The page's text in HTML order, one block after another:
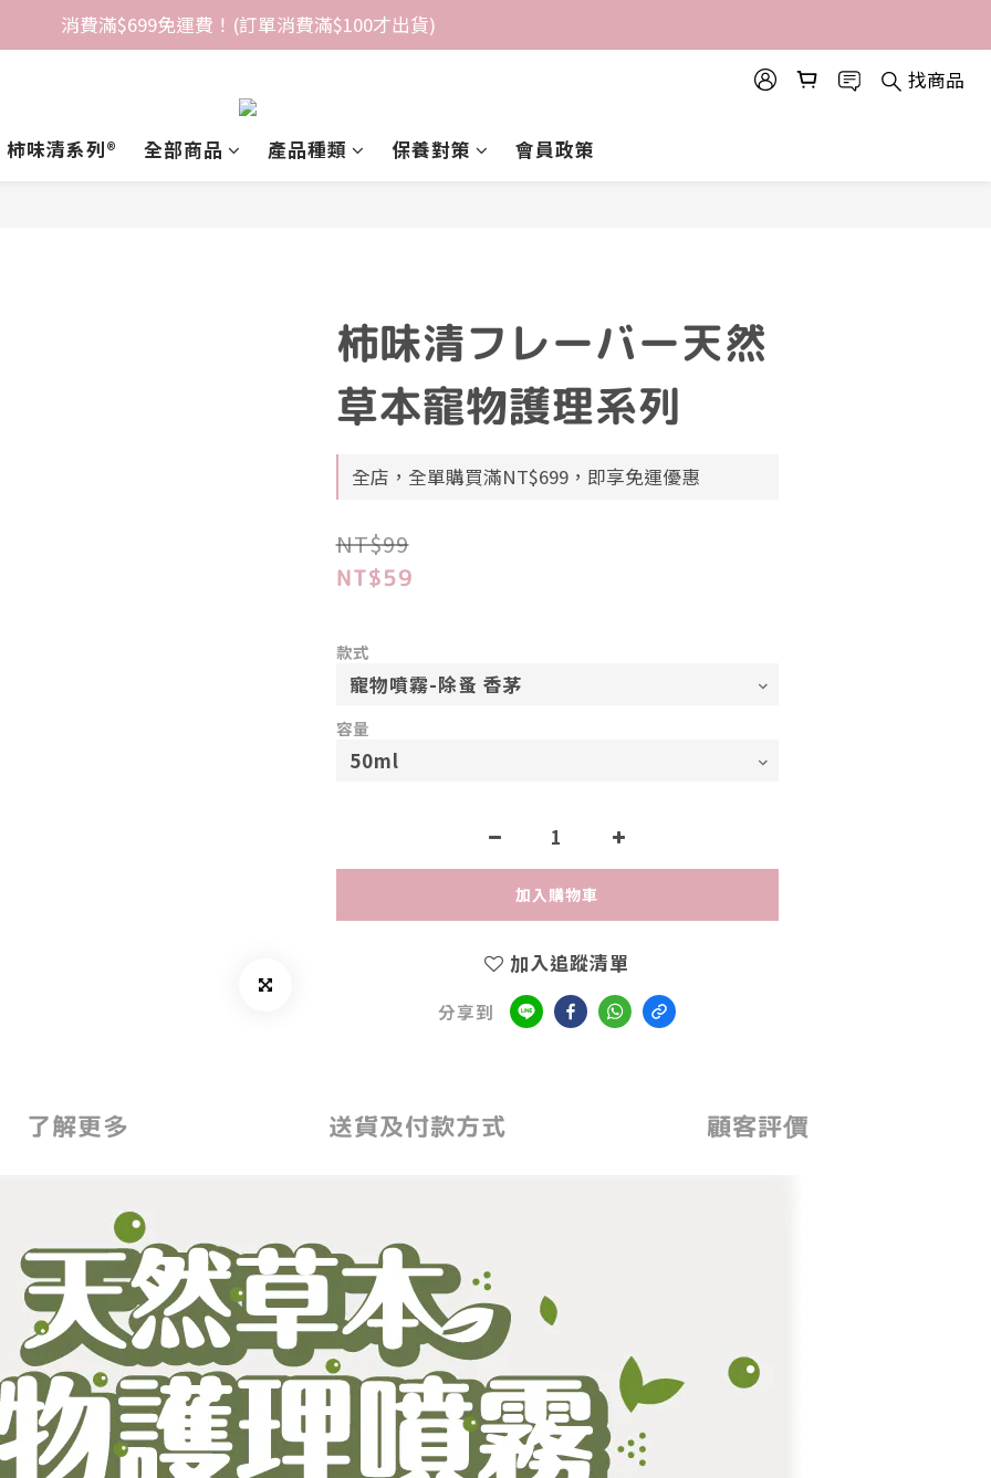
消費滿$699免運費！(訂單消費滿$100才出貨)
找商品
柿味清系列®️ 全部商品 產品種類 保養對策 會員政策
柿味清フレーバー天然
草本寵物護理系列
全店，全單購買滿NT$699，即享免運優惠
NT$99
NT$59
款式
容量
加入購物車
加入追蹤清單
分享到
了解更多 送貨及付款方式 顧客評價